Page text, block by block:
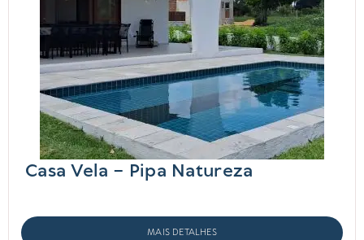
Casa Vela – Pipa Natureza
MAIS DETALHES